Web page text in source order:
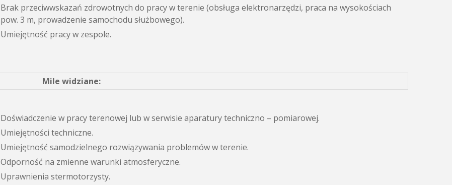
Brak przeciwwskazań zdrowotnych do pracy w terenie (obsługa elektronarzędzi, praca na wysokościach
pow. 3 m, prowadzenie samochodu służbowego).
Umiejętność pracy w zespole.
Mile widziane:
Doświadczenie w pracy terenowej lub w serwisie aparatury techniczno – pomiarowej.
Umiejętności techniczne.
Umiejętność samodzielnego rozwiązywania problemów w terenie.
Odporność na zmienne warunki atmosferyczne.
Uprawnienia stermotorzysty.